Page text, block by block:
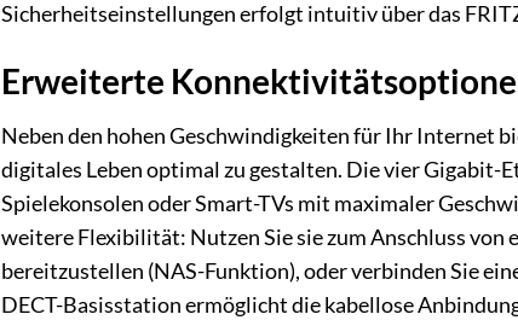
Sicherheitseinstellungen erfolgt intuitiv über das
Erweiterte
Neben den hohen Geschwindigkeiten für Ihr Internet
digitales Leben optimal zu gestalten. Die vier Gigabit-
Spielekonsolen oder Smart-TVs mit maximaler
weitere Flexibilität: Nutzen Sie sie zum Anschluss von
bereitzustellen (NAS-Funktion), oder verbinden Sie
DECT-Basisstation ermöglicht die kabellose